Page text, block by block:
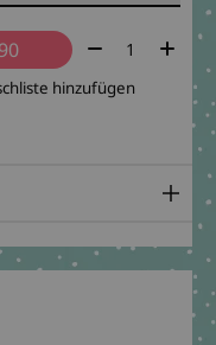
Menge:
hinzufügen